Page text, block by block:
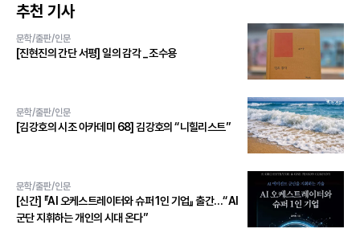
추천 기사
문학/출판/인문
[진현진의 간단 서평] 일의 감각 _ 조수용
문학/출판/인문
[김강호의 시조 아카데미 68] 김강호의 “니힐리스트”
문학/출판/인문
[신간] 『AI 오케스트레이터와 슈퍼 1인 기업』 출간…“AI
군단 지휘하는 개인의 시대 온다”